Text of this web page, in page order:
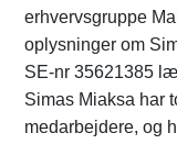
erhvervsgruppe
oplysninger om
SE-nr 35621385
Simas Miaksa har
medarbejdere, og